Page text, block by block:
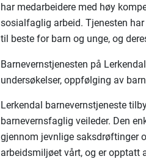
har medarbeidere med høy
sosialfaglig arbeid. Tjenesten
til beste for barn og unge, og
Barnevernstjenesten på
undersøkelser, oppfølging av
Lerkendal barnevernstjeneste
barnevernsfaglig veileder. Den
gjennom jevnlige saksdrøftinger
arbeidsmiljøet vårt, og er opptatt